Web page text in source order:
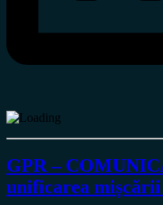
GPR –
unificarea mișcării